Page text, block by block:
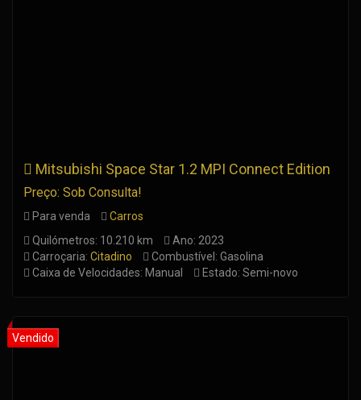
Mitsubishi Space Star 1.2 MPI Connect Edition
Preço: Sob Consulta!
Para venda
Carros
Quilómetros: 10.210 km
Ano: 2023
Carroçaria: Citadino
Combustível: Gasolina
Caixa de Velocidades: Manual
Estado: Semi-novo